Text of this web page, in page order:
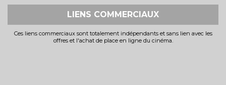
LIENS COMMERCIAUX
Ces liens commerciaux sont totalement indépendants et sans lien avec les
offres et l'achat de place en ligne du cinéma.